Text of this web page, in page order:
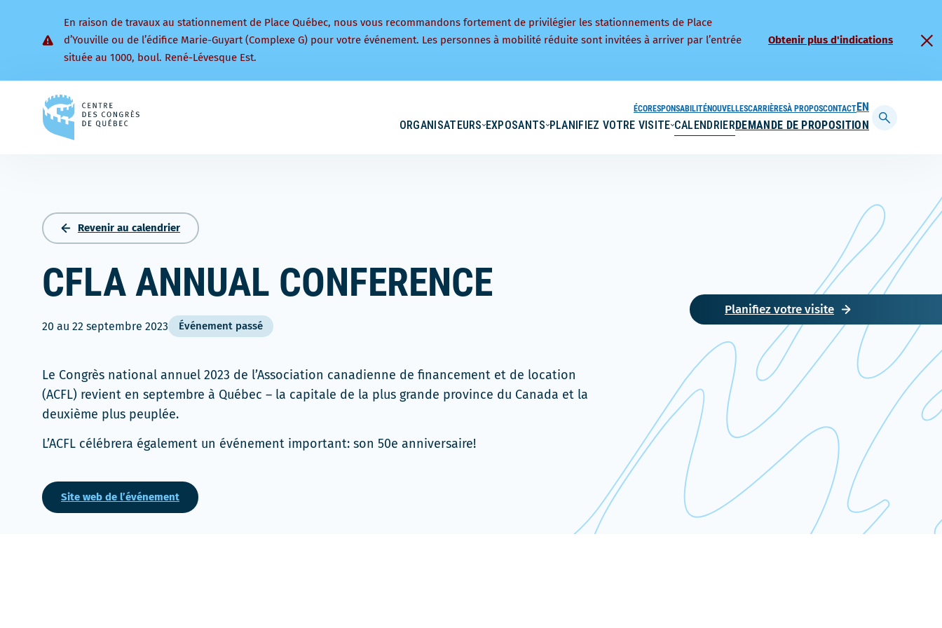
En raison de travaux au stationnement de Place Québec, nous vous recommandons fortement de privilégier les stationnements de Place
d’Youville ou de l’édifice Marie-Guyart (Complexe G) pour votre événement. Les personnes à mobilité réduite sont invitées à arriver par l’entrée
située au 1000, boul. René-Lévesque Est.
Obtenir plus d'indications
ORGANISATEURS EXPOSANTS PLANIFIEZ VOTRE VISITE CALENDRIERDEMANDE DE PROPOSITION
ÉCORESPONSABILITÉNOUVELLESCARRIÈRESÀ PROPOSCONTACTENGLISH
Afficher
Revenir au calendrier
CFLA ANNUAL CONFERENCE
20 au 22 septembre 2023 Événement passé
Le Congrès national annuel 2023 de l’Association canadienne de financement et de location
(ACFL) revient en septembre à Québec – la capitale de la plus grande province du Canada et la
deuxième plus peuplée.
L’ACFL célébrera également un événement important: son 50e anniversaire!
Site web de l’événement
Planifiez votre visite